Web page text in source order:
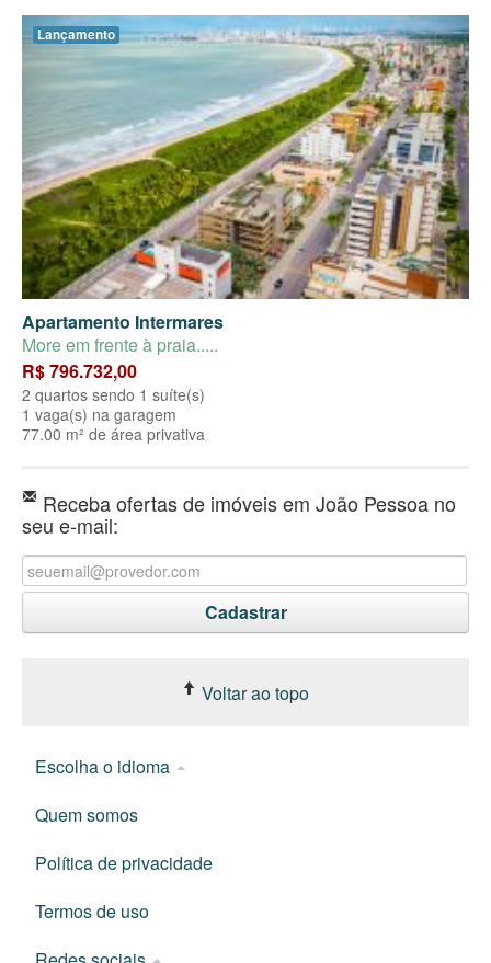
Lançamento
Apartamento Intermares
More em frente à praia.....
R$ 796.732,00
2 quartos sendo 1 suíte(s)
1 vaga(s) na garagem
77.00 m² de área privativa
Receba ofertas de imóveis em João Pessoa no
seu e-mail:
Voltar ao topo
Escolha o idioma
Quem somos
Política de privacidade
Termos de uso